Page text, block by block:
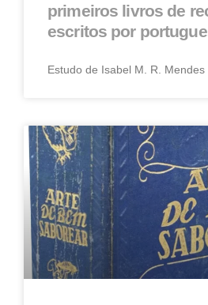
primeiros livros de
escritos por
Estudo de Isabel M. R.